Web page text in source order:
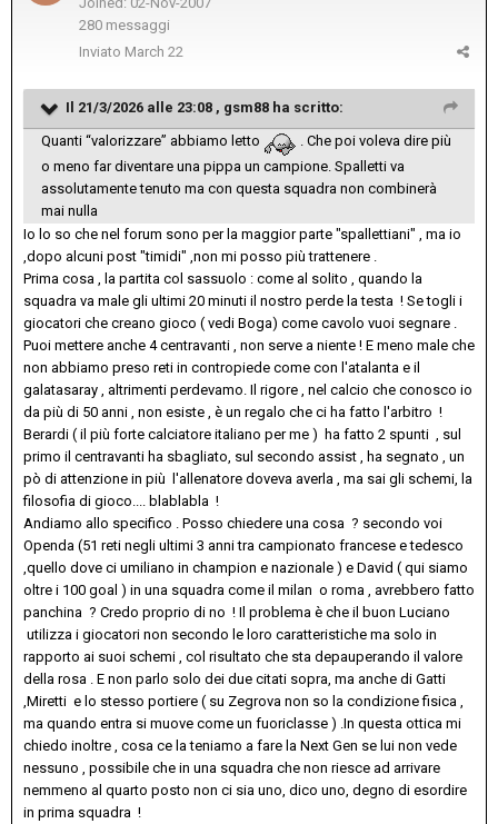
280 messaggi
Inviato March 22
Il 21/3/2026 alle 23:08 , gsm88 ha scritto:
Quanti “valorizzare” abbiamo letto
. Che poi voleva dire più
o meno far diventare una pippa un campione. Spalletti va
assolutamente tenuto ma con questa squadra non combinerà
mai nulla
Io lo so che nel forum sono per la maggior parte "spallettiani" , ma io
,dopo alcuni post "timidi" ,non mi posso più trattenere .
Prima cosa , la partita col sassuolo : come al solito , quando la
squadra va male gli ultimi 20 minuti il nostro perde la testa ! Se togli i
giocatori che creano gioco ( vedi Boga) come cavolo vuoi segnare .
Puoi mettere anche 4 centravanti , non serve a niente ! E meno male che
non abbiamo preso reti in contropiede come con l'atalanta e il
galatasaray , altrimenti perdevamo. Il rigore , nel calcio che conosco io
da più di 50 anni , non esiste , è un regalo che ci ha fatto l'arbitro !
Berardi ( il più forte calciatore italiano per me ) ha fatto 2 spunti , sul
primo il centravanti ha sbagliato, sul secondo assist , ha segnato , un
pò di attenzione in più l'allenatore doveva averla , ma sai gli schemi, la
filosofia di gioco.... blablabla !
Andiamo allo specifico . Posso chiedere una cosa ? secondo voi
Openda (51 reti negli ultimi 3 anni tra campionato francese e tedesco
,quello dove ci umiliano in champion e nazionale ) e David ( qui siamo
oltre i 100 goal ) in una squadra come il milan o roma , avrebbero fatto
panchina ? Credo proprio di no ! Il problema è che il buon Luciano
utilizza i giocatori non secondo le loro caratteristiche ma solo in
rapporto ai suoi schemi , col risultato che sta depauperando il valore
della rosa . E non parlo solo dei due citati sopra, ma anche di Gatti
,Miretti e lo stesso portiere ( su Zegrova non so la condizione fisica ,
ma quando entra si muove come un fuoriclasse ) .In questa ottica mi
chiedo inoltre , cosa ce la teniamo a fare la Next Gen se lui non vede
nessuno , possibile che in una squadra che non riesce ad arrivare
nemmeno al quarto posto non ci sia uno, dico uno, degno di esordire
in prima squadra !